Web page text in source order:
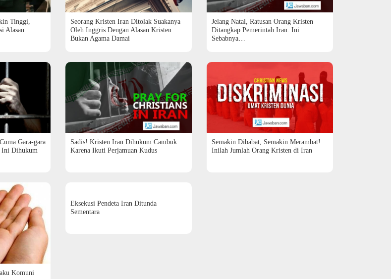
Tinggi,
Alasan
Seorang Kristen Iran Ditolak Suakanya
Oleh Inggris Dengan Alasan Kristen
Bukan Agama Damai
Jelang Natal, Ratusan Orang Kristen
Ditangkap Pemerintah Iran. Ini
Sebabnya…
Gara-gara
Ini Dihukum
Sadis! Kristen Iran Dihukum Cambuk
Karena Ikuti Perjamuan Kudus
Semakin Dibabat, Semakin Merambat!
Inilah Jumlah Orang Kristen di Iran
Komuni
Eksekusi Pendeta Iran Ditunda
Sementara